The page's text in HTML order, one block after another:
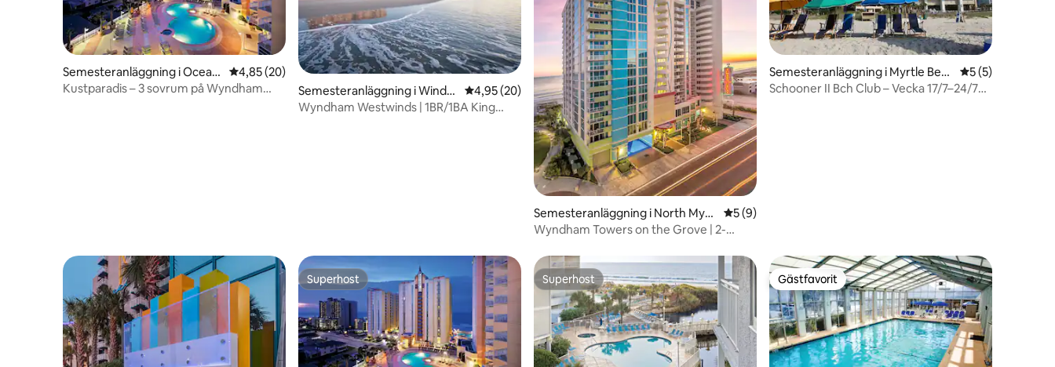
Semesteranläggning i Ocean
Drive Beach
4,85 av 5 i genomsnittligt betyg, 20 omdömen
4,85 (20)
Kustparadis – 3 sovrum på Wyndham
Semesteranläggning i Windy
Hill Beach
4,95 av 5 i genomsnittligt betyg, 20 omdömen
4,95 (20)
Wyndham Westwinds | 1BR/1BA King
Semesteranläggning i North Myrtl
e Beach
5 av 5 i genomsnittligt betyg, 9 omdömen
5 (9)
Wyndham Towers on the Grove | 2-
Semesteranläggning i Myrtle Beac
h
5 av 5 i
5 (5)
Schooner II Bch Club – Vecka 17/7–24/7
Superhost
Superhost Superhost
Superhost Gästfavorit
Gästfavorit